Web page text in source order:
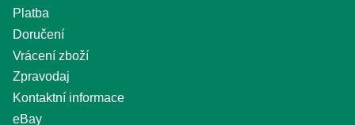
Platba
Doručení
Vrácení zboží
Zpravodaj
Kontaktní informace
eBay